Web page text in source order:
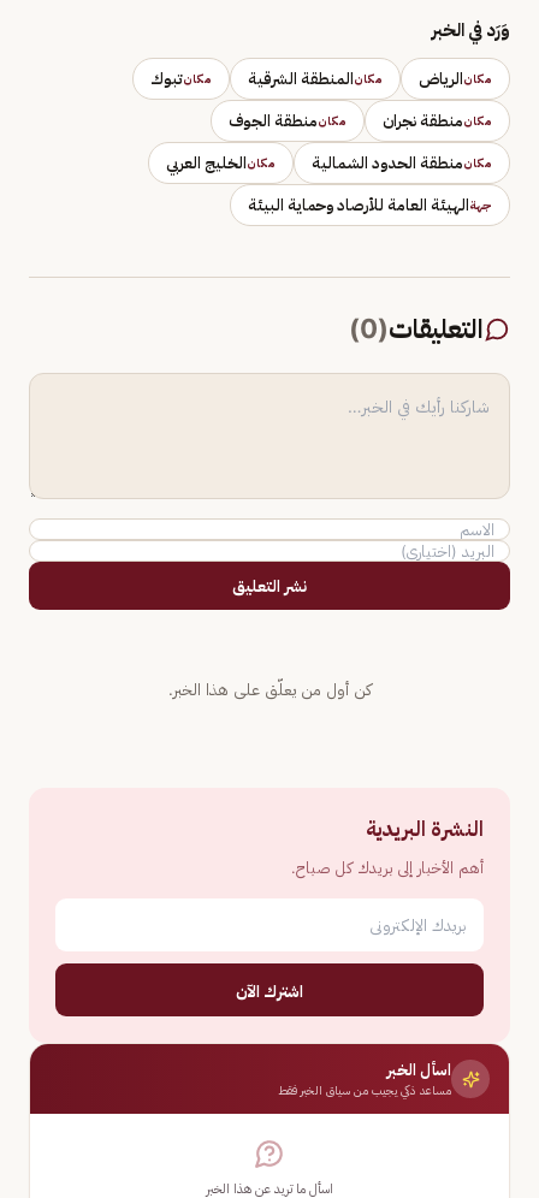
وَرَد في الخبر
مكانالرياض مكانالمنطقة الشرقية مكانتبوك
مكانمنطقة نجران مكانمنطقة الجوف
مكانمنطقة الحدود الشمالية مكانالخليج العربي
جهةالهيئة العامة للأرصاد وحماية البيئة
التعليقات(
0
)
نشر التعليق
كن أول من يعلّق على هذا الخبر.
النشرة البريدية
أهم الأخبار إلى بريدك كل صباح.
اشترك الآن
اسأل الخبر
مساعد ذكي يجيب من سياق الخبر فقط
اسأل ما تريد عن هذا الخبر